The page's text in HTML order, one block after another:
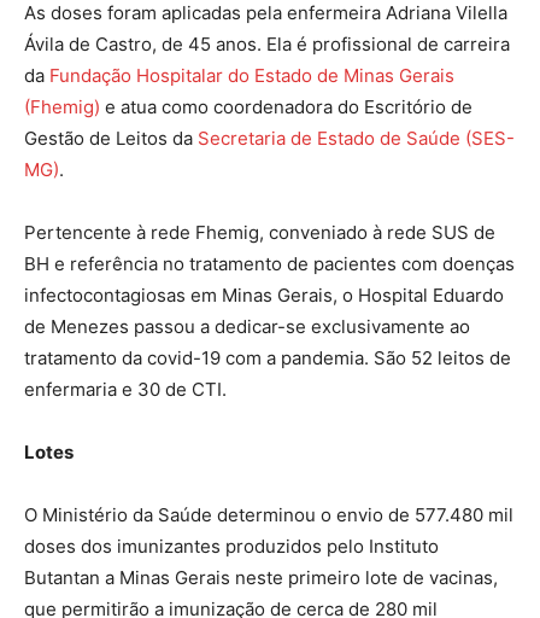
As doses foram aplicadas pela enfermeira Adriana Vilella
Ávila de Castro, de 45 anos. Ela é profissional de carreira
da Fundação Hospitalar do Estado de Minas Gerais
(Fhemig) e atua como coordenadora do Escritório de
Gestão de Leitos da Secretaria de Estado de Saúde (SES-
MG).
Pertencente à rede Fhemig, conveniado à rede SUS de
BH e referência no tratamento de pacientes com doenças
infectocontagiosas em Minas Gerais, o Hospital Eduardo
de Menezes passou a dedicar-se exclusivamente ao
tratamento da covid-19 com a pandemia. São 52 leitos de
enfermaria e 30 de CTI.
Lotes
O Ministério da Saúde determinou o envio de 577.480 mil
doses dos imunizantes produzidos pelo Instituto
Butantan a Minas Gerais neste primeiro lote de vacinas,
que permitirão a imunização de cerca de 280 mil